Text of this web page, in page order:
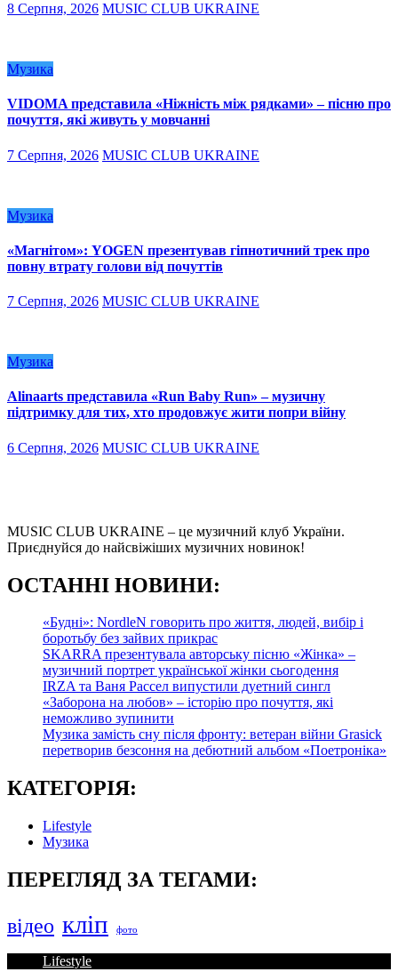
8 Серпня, 2026 MUSIC CLUB UKRAINE
Музика
VIDOMA представила «Ніжність між рядками» – пісню про
почуття, які живуть у мовчанні
7 Серпня, 2026 MUSIC CLUB UKRAINE
Музика
«Магнітом»: YOGEN презентував гіпнотичний трек про
повну втрату голови від почуттів
7 Серпня, 2026 MUSIC CLUB UKRAINE
Музика
Alinaarts представила «Run Baby Run» – музичну
підтримку для тих, хто продовжує жити попри війну
6 Серпня, 2026 MUSIC CLUB UKRAINE
MUSIC CLUB UKRAINE – це музичний клуб України.
Приєднуйся до найсвіжіших музичних новинок!
ОСТАННІ НОВИНИ:
«Будні»: NordleN говорить про життя, людей, вибір і
боротьбу без зайвих прикрас
SKARRA презентувала авторську пісню «Жінка» –
музичний портрет української жінки сьогодення
IRZA та Ваня Рассел випустили дуетний сингл
«Заборона на любов» – історію про почуття, які
неможливо зупинити
Музика замість сну після фронту: ветеран війни Grasick
перетворив безсоння на дебютний альбом «Поетроніка»
КАТЕГОРІЯ:
Lifestyle
Музика
ПЕРЕГЛЯД ЗА ТЕГАМИ:
відео кліп фото
Lifestyle